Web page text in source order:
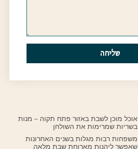
שליחה
אוכל מוכן לשבת באזור פתח תקוה – מנות
בשריות שמרימות את השולחן
משפחות רבות מגלות בשנים האחרונות
שאפשר ליהנות מארוחת שבת מלאה,